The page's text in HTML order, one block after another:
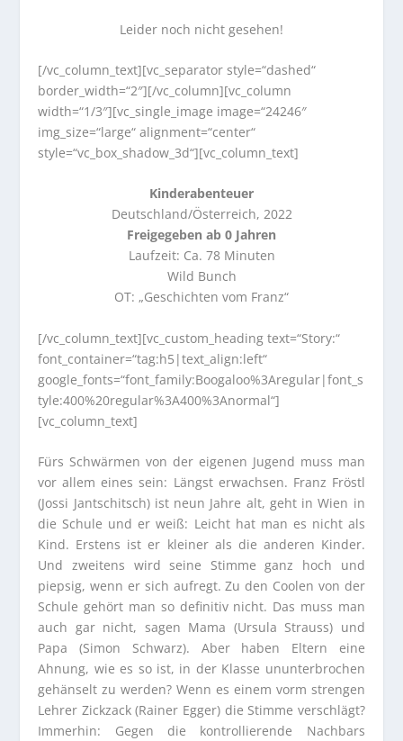
Leider noch nicht gesehen!
[/vc_column_text][vc_separator style=“dashed“
border_width=“2″][/vc_column][vc_column
width=“1/3″][vc_single_image image=“24246″
img_size=“large“ alignment=“center“
style=“vc_box_shadow_3d“][vc_column_text]
Kinderabenteuer
Deutschland/Österreich, 2022
Freigegeben ab 0 Jahren
Laufzeit: Ca. 78 Minuten
Wild Bunch
OT: „Geschichten vom Franz“
[/vc_column_text][vc_custom_heading text=“Story:“
font_container=“tag:h5|text_align:left“
google_fonts=“font_family:Boogaloo%3Aregular|font_s
tyle:400%20regular%3A400%3Anormal“]
[vc_column_text]
Fürs Schwärmen von der eigenen Jugend muss man
vor allem eines sein: Längst erwachsen. Franz Fröstl
(Jossi Jantschitsch) ist neun Jahre alt, geht in Wien in
die Schule und er weiß: Leicht hat man es nicht als
Kind. Erstens ist er kleiner als die anderen Kinder.
Und zweitens wird seine Stimme ganz hoch und
piepsig, wenn er sich aufregt. Zu den Coolen von der
Schule gehört man so definitiv nicht. Das muss man
auch gar nicht, sagen Mama (Ursula Strauss) und
Papa (Simon Schwarz). Aber haben Eltern eine
Ahnung, wie es so ist, in der Klasse ununterbrochen
gehänselt zu werden? Wenn es einem vorm strengen
Lehrer Zickzack (Rainer Egger) die Stimme verschlägt?
Immerhin: Gegen die kontrollierende Nachbars